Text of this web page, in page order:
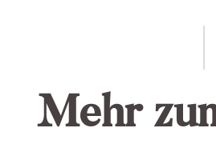
Mehr